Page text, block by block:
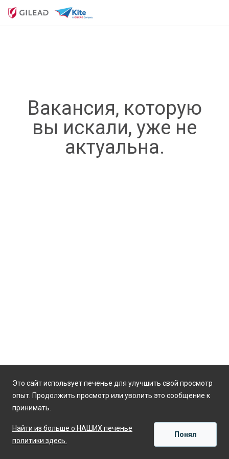
Вакансия, которую
вы искали, уже не
актуальна.
Это сайт использует печенье для улучшить свой просмотр
опыт. Продолжить просмотр или уволить это сообщение к
принимать.
Найти из больше о НАШИХ печенье
политики здесь.
Понял